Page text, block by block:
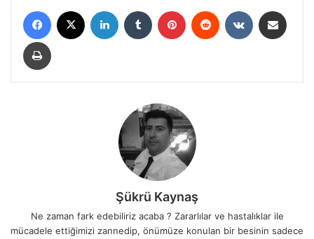
Şükrü Kaynaş
Ne zaman fark edebiliriz acaba ? Zararlılar ve hastalıklar ile
mücadele ettiğimizi zannedip, önümüze konulan bir besinin sadece